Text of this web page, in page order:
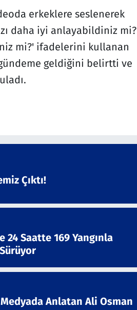
erkeklere seslenerek
daha iyi anlayabildiniz mi?
mi?' ifadelerini kullanan
geldiğini belirtti ve
Çıktı!
24 Saatte 169 Yangınla
Anlatan Ali Osman